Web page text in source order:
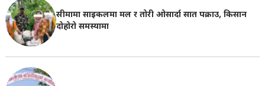
सीमामा साइकलमा मल र तोरी ओसार्दा सात पक्राउ, किसान
दोहोरो समस्यामा